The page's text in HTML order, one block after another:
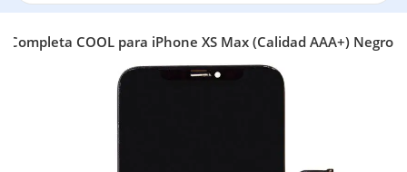
Completa COOL para iPhone XS Max (Calidad AAA+) Negro